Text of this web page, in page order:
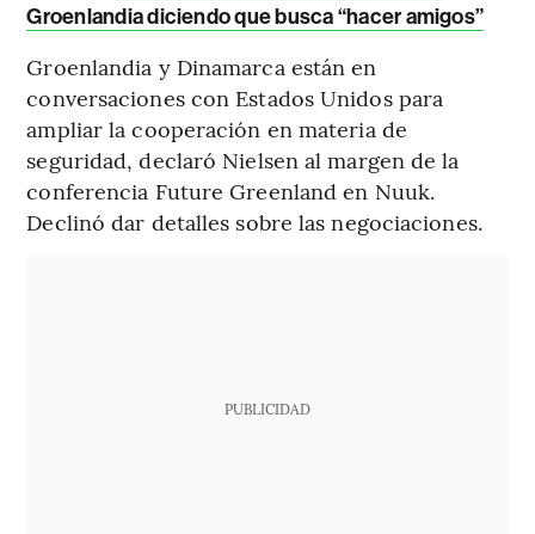
Groenlandia diciendo que busca “hacer amigos”
Groenlandia y Dinamarca están en
conversaciones con Estados Unidos para
ampliar la cooperación en materia de
seguridad, declaró Nielsen al margen de la
conferencia Future Greenland en Nuuk.
Declinó dar detalles sobre las negociaciones.
PUBLICIDAD